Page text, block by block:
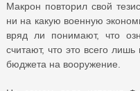
Макрон повторил свой
ни на какую военную
вряд ли понимают, что
считают, что это всего
бюджета на вооружение.